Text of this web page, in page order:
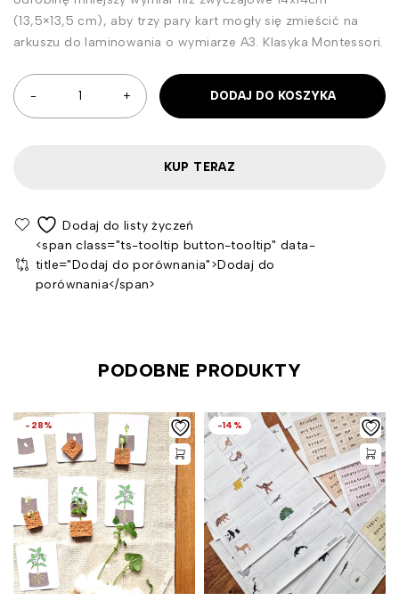
(13,5×13,5 cm), aby trzy pary kart mogły się zmieścić na
arkuszu do laminowania o wymiarze A3. Klasyka Montessori.
DODAJ DO KOSZYKA
KUP TERAZ
<span class="ts-tooltip button-tooltip" data-
title="Dodaj do porównania">Dodaj do
porównania</span>
PODOBNE PRODUKTY
-28% -14%